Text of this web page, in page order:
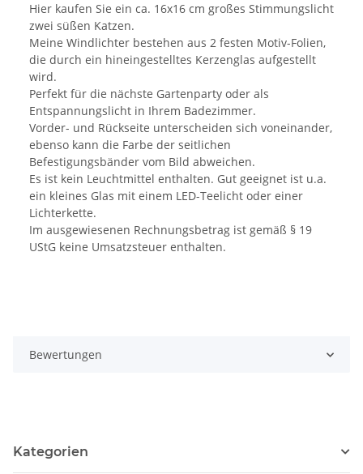
Hier kaufen Sie ein ca. 16x16 cm großes Stimmungslicht
zwei süßen Katzen.
Meine Windlichter bestehen aus 2 festen Motiv-Folien,
die durch ein hineingestelltes Kerzenglas aufgestellt
wird.
Perfekt für die nächste Gartenparty oder als
Entspannungslicht in Ihrem Badezimmer.
Vorder- und Rückseite unterscheiden sich voneinander,
ebenso kann die Farbe der seitlichen
Befestigungsbänder vom Bild abweichen.
Es ist kein Leuchtmittel enthalten. Gut geeignet ist u.a.
ein kleines Glas mit einem LED-Teelicht oder einer
Lichterkette.
Im ausgewiesenen Rechnungsbetrag ist gemäß § 19
UStG keine Umsatzsteuer enthalten.
Bewertungen
Kategorien